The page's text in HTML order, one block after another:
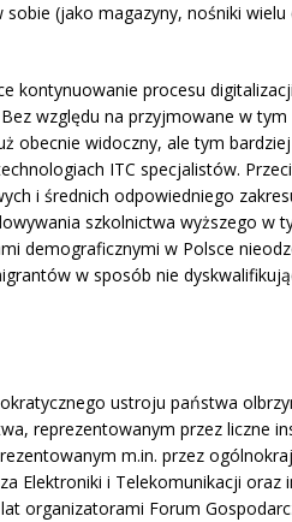
(jako magazyny, nośniki wielu
kontynuowanie procesu
względu na przyjmowane w
obecnie widoczny, ale tym
ITC specjalistów.
i średnich odpowiedniego
szkolnictwa wyższego w
demograficznymi w Polsce
w sposób nie
ustroju państwa
reprezentowanym przez liczne
m.in. przez
Elektroniki i Telekomunikacji oraz
organizatorami Forum